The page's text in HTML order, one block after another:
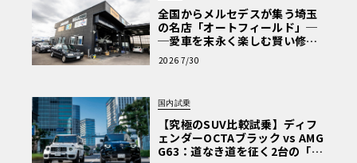
全国からメルセデスが集う埼玉
の名店「オートフィールド」─
─愛車を末永く楽しむ賢い修理
術と、プロがフックス製オイル
を選ぶ理由〈PR〉
2026 7/30
国内試乗
【究極のSUV比較試乗】ディフ
ェンダーOCTAブラック vs AMG
G63：道なき道を征く2台の「対